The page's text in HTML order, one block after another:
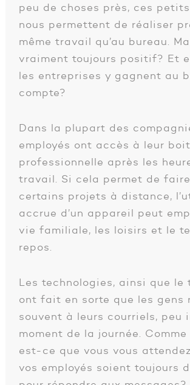
peu de choses près, ces
nous permettent de réaliser
même travail qu’au bureau.
vraiment toujours positif? Et
les entreprises y gagnent au
compte?
Dans la plupart des
employés ont accès à leur
professionnelle après les
travail. Si cela permet de
certains projets à distance,
accrue d’un appareil peut
vie familiale, les loisirs et le
repos.
Les technologies, ainsi que le
ont fait en sorte que les gens
souvent à leurs courriels, peu
moment de la journée. Comme
est-ce que vous vous
vos employés soient toujours